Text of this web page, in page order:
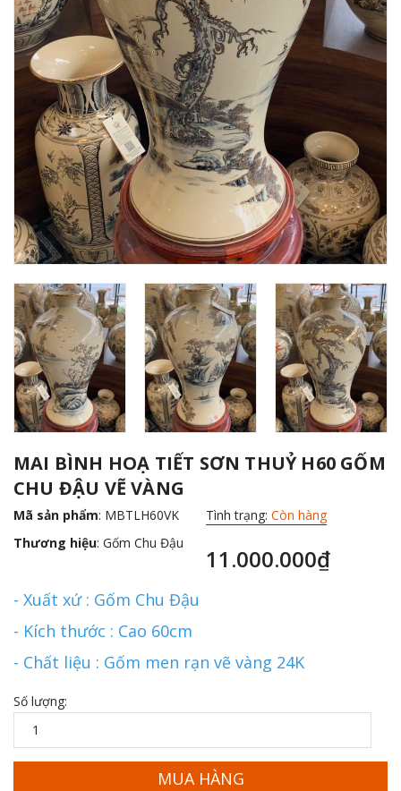
MAI BÌNH HOẠ TIẾT SƠN THUỶ H60 GỐM
CHU ĐẬU VẼ VÀNG
Mã sản phẩm: MBTLH60VK
Thương hiệu: Gốm Chu Đậu
Tình trạng: Còn hàng
11.000.000₫
- Xuất xứ : Gốm Chu Đậu
- Kích thước : Cao 60cm
- Chất liệu : Gốm men rạn vẽ vàng 24K
Số lượng:
MUA HÀNG